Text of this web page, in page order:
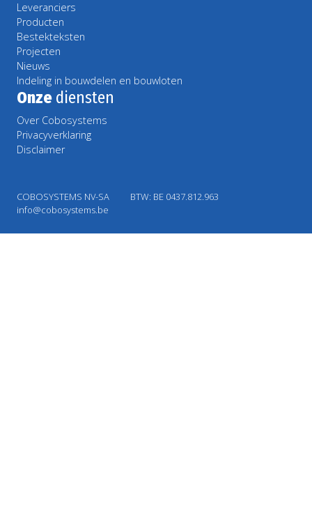
Leveranciers
Producten
Bestekteksten
Projecten
Nieuws
Indeling in bouwdelen en bouwloten
Onze diensten
Over Cobosystems
Privacyverklaring
Disclaimer
COBOSYSTEMS NV-SA
BTW: BE 0437.812.963
info@cobosystems.be